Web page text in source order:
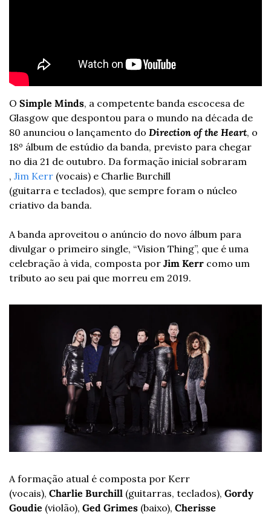
O Simple Minds, a competente banda escocesa de
Glasgow que despontou para o mundo na década de
80 anunciou o lançamento do Direction of the Heart, o
18º álbum de estúdio da banda, previsto para chegar
no dia 21 de outubro. Da formação inicial sobraram
, Jim Kerr (vocais) e Charlie Burchill
(guitarra e teclados), que sempre foram o núcleo
criativo da banda.
A banda aproveitou o anúncio do novo álbum para
divulgar o primeiro single, “Vision Thing”, que é uma
celebração à vida, composta por Jim Kerr como um
tributo ao seu pai que morreu em 2019.
A formação atual é composta por Kerr
(vocais), Charlie Burchill (guitarras, teclados), Gordy
Goudie (violão), Ged Grimes (baixo), Cherisse